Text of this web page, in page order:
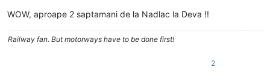
WOW, aproape 2 saptamani de la Nadlac la Deva !!
Railway fan. But motorways have to be done first!
2